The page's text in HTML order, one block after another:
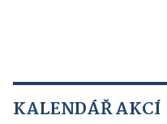
KALENDÁŘ AKCÍ